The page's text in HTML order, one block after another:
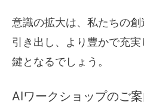
意識の拡大は、私たちの
引き出し、より豊かで充
鍵となるでしょう。
AIワークショップのご